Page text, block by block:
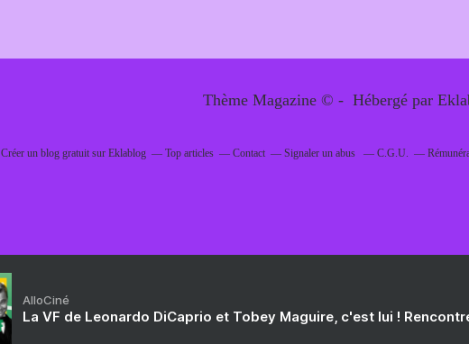
Thème Magazine © - Hébergé par
Créer un blog gratuit sur Eklablog Top articles Contact Signaler un abus C.G.U.
AlloCiné
La VF de Leonardo DiCaprio et Tobey Maguire, c'est lui !